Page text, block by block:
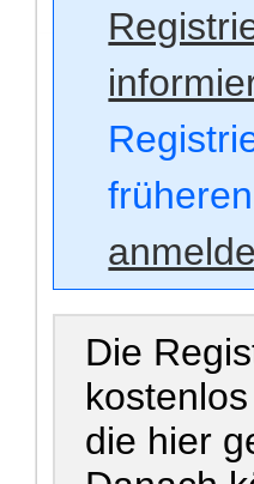
Die
die hier